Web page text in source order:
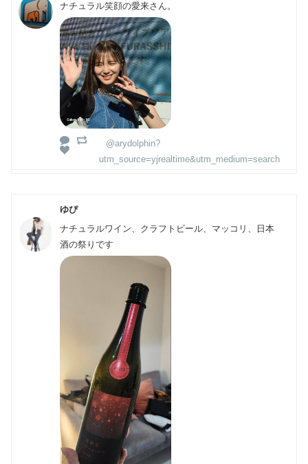
ナチュラル笑顔の愛来さん。
@arydolphin?
utm_source=yjrealtime&utm_medium=search
ゆぴ
ナチュラルワイン、クラフトビール、マッコリ、日本
酒の祭りです